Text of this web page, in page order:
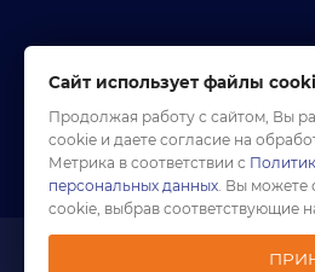
Сайт использует файлы
Продолжая работу с сайтом, Вы
cookie и даете согласие на
Метрика в соответствии с
персональных данных. Вы можете
cookie, выбрав соответствующие